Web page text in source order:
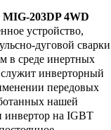
203DP 4WD
устройство,
дуговой сварки
в среде инертных
инверторный
передовых
нашей
инвертор на IGBT